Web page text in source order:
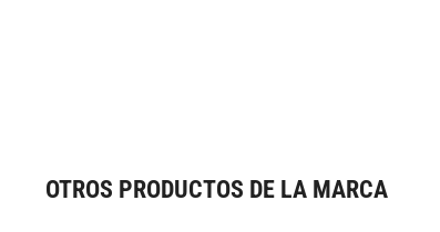
OTROS PRODUCTOS DE LA MARCA